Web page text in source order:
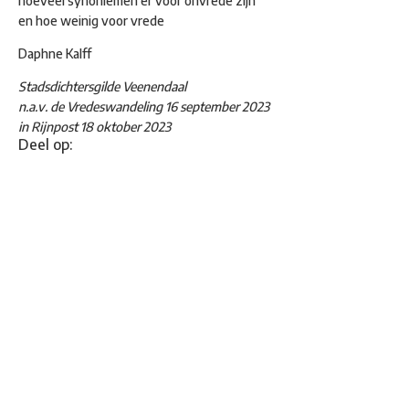
en hoe weinig voor vrede
Daphne Kalff
Stadsdichtersgilde Veenendaal
n.a.v. de Vredeswandeling 16 september 2023
in Rijnpost 18 oktober 2023
Deel op: